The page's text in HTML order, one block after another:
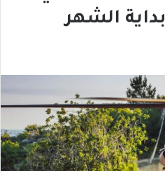
الشهر